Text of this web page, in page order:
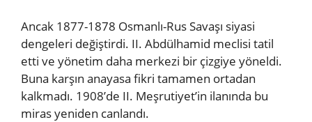
Ancak 1877-1878 Osmanlı-Rus Savaşı siyasi
dengeleri değiştirdi. II. Abdülhamid meclisi tatil
etti ve yönetim daha merkezi bir çizgiye yöneldi.
Buna karşın anayasa fikri tamamen ortadan
kalkmadı. 1908’de II. Meşrutiyet’in ilanında bu
miras yeniden canlandı.